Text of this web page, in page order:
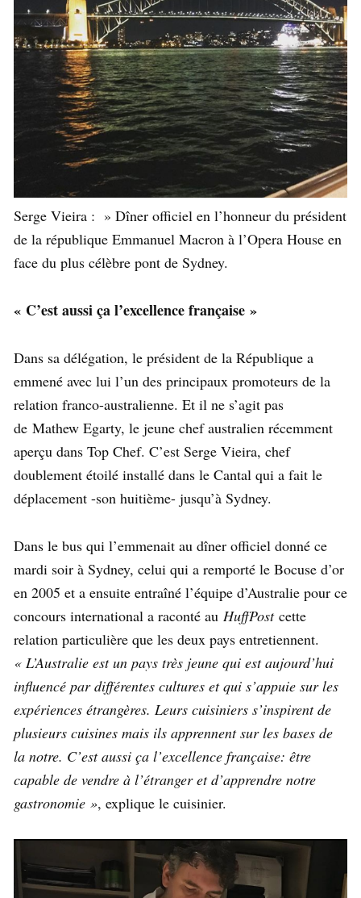
Serge Vieira : » Dîner officiel en l’honneur du président
de la république Emmanuel Macron à l’Opera House en
face du plus célèbre pont de Sydney.
« C’est aussi ça l’excellence française »
Dans sa délégation, le président de la République a
emmené avec lui l’un des principaux promoteurs de la
relation franco-australienne. Et il ne s’agit pas
de Mathew Egarty, le jeune chef australien récemment
aperçu dans Top Chef. C’est Serge Vieira, chef
doublement étoilé installé dans le Cantal qui a fait le
déplacement -son huitième- jusqu’à Sydney.
Dans le bus qui l’emmenait au dîner officiel donné ce
mardi soir à Sydney, celui qui a remporté le Bocuse d’or
en 2005 et a ensuite entraîné l’équipe d’Australie pour ce
concours international a raconté au HuffPostcette
relation particulière que les deux pays entretiennent.
« L’Australie est un pays très jeune qui est aujourd’hui
influencé par différentes cultures et qui s’appuie sur les
expériences étrangères. Leurs cuisiniers s’inspirent de
plusieurs cuisines mais ils apprennent sur les bases de
la notre. C’est aussi ça l’excellence française: être
capable de vendre à l’étranger et d’apprendre notre
gastronomie », explique le cuisinier.